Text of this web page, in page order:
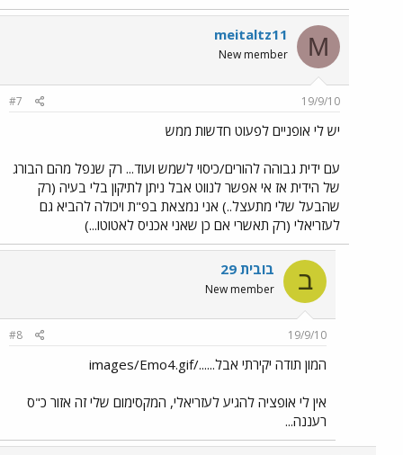
M
meitaltz11
New member
19/9/10
#7
יש לי אופניים לפעוט חדשות ממש
עם ידית גבוהה להורים/כיסוי לשמש ועוד... רק שנפל מהם הבורג
של הידית אז אי אפשר לנווט אבל ניתן לתיקון בלי בעיה (רק
שהבעל שלי מתעצל..) אני נמצאת בפ"ת ויכולה להביא גם
לעזריאלי (רק תאשרי אם כן שאני אכניס לאטוטו...)
ב בובית 29
New member
19/9/10
#8
המון תודה יקירתי אבל....../images/Emo4.gif
אין לי אופציה להגיע לעזריאלי, המקסימום שלי זה אזור כ"ס
רעננה...